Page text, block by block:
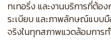
ทเทอริ่ง และงานบริการที่ต้อ
ระเบียบ และภาพลักษณ์แบบมื
จริงในทุกสภาพแวดล้อมการท